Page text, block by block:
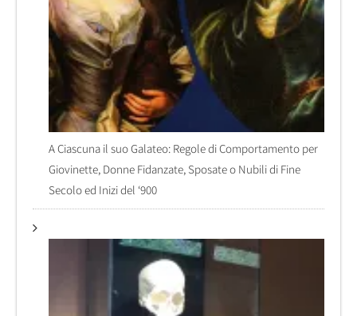
A Ciascuna il suo Galateo: Regole di Comportamento per
Giovinette, Donne Fidanzate, Sposate o Nubili di Fine
Secolo ed Inizi del ‘900